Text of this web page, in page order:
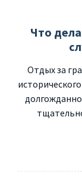
Что
Отдых за